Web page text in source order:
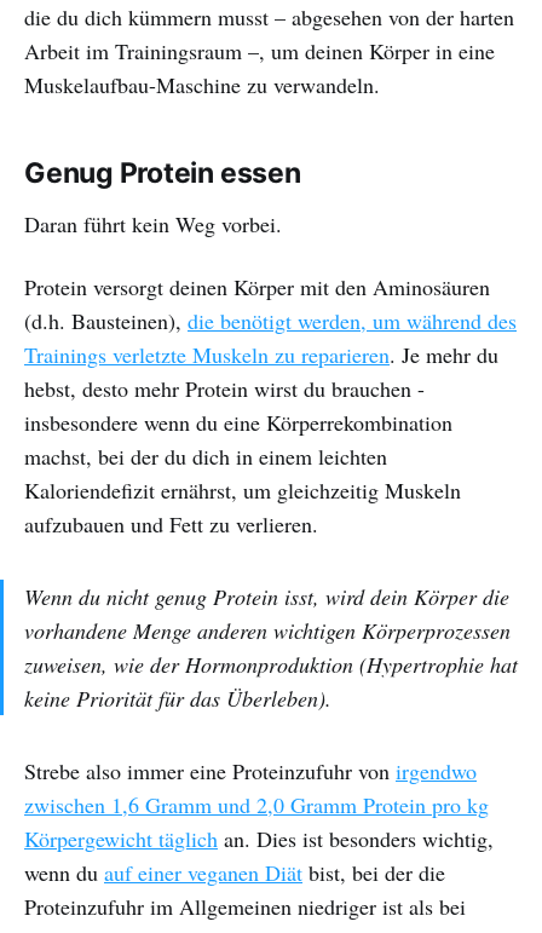
die du dich kümmern musst – abgesehen von der harten
Arbeit im Trainingsraum –, um deinen Körper in eine
Muskelaufbau-Maschine zu verwandeln.
Genug Protein essen
Daran führt kein Weg vorbei.
Protein versorgt deinen Körper mit den Aminosäuren
(d.h. Bausteinen), die benötigt werden, um während des
Trainings verletzte Muskeln zu reparieren. Je mehr du
hebst, desto mehr Protein wirst du brauchen -
insbesondere wenn du eine Körperrekombination
machst, bei der du dich in einem leichten
Kaloriendefizit ernährst, um gleichzeitig Muskeln
aufzubauen und Fett zu verlieren.
Wenn du nicht genug Protein isst, wird dein Körper die
vorhandene Menge anderen wichtigen Körperprozessen
zuweisen, wie der Hormonproduktion (Hypertrophie hat
keine Priorität für das Überleben).
Strebe also immer eine Proteinzufuhr von irgendwo
zwischen 1,6 Gramm und 2,0 Gramm Protein pro kg
Körpergewicht täglich an. Dies ist besonders wichtig,
wenn du auf einer veganen Diät bist, bei der die
Proteinzufuhr im Allgemeinen niedriger ist als bei